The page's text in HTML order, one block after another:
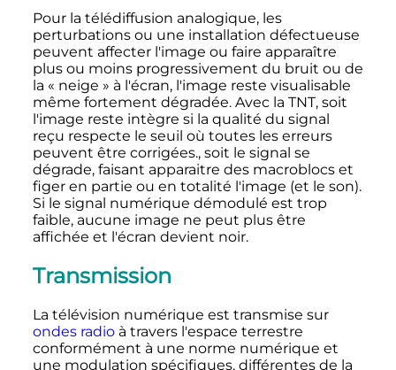
Pour la télédiffusion analogique, les
perturbations ou une installation défectueuse
peuvent affecter l'image ou faire apparaître
plus ou moins progressivement du bruit ou de
la « neige » à l'écran, l'image reste visualisable
même fortement dégradée. Avec la TNT, soit
l'image reste intègre si la qualité du signal
reçu respecte le seuil où toutes les erreurs
peuvent être corrigées., soit le signal se
dégrade, faisant apparaitre des macroblocs et
figer en partie ou en totalité l'image (et le son).
Si le signal numérique démodulé est trop
faible, aucune image ne peut plus être
affichée et l'écran devient noir.
Transmission
La télévision numérique est transmise sur
ondes radioà travers l'espace terrestre
conformément à une norme numérique et
une modulation spécifiques, différentes de la